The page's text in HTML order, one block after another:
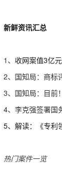
新鲜资讯汇总
1 、 收网案值3亿
2、国知局：商标
3、国知局：目前
4、李克强签署国
5、 解读：《专利
热门案件一览